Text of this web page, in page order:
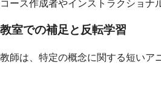
コース作成者やインストラクショ
教室での補足と反転学習
教師は、特定の概念に関する短いア